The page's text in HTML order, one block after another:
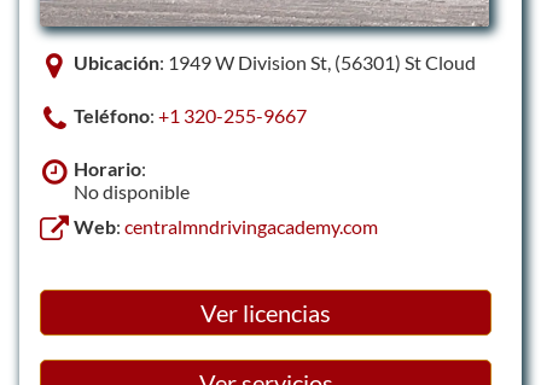
Ubicación: 1949 W Division St, (56301) St Cloud
Teléfono: +1 320-255-9667
Horario:
No disponible
Web: centralmndrivingacademy.com
Ver licencias